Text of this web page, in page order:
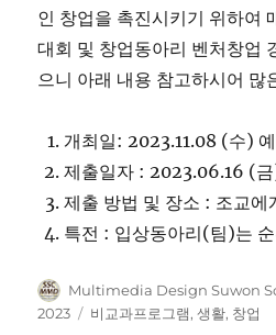
인 창업을 촉진시키기 위하여
대회 및 창업동아리 벤처창업
으니 아래 내용 참고하시어 많
개최일: 2023.11.08 (수)
제출일자 : 2023.06.16 (
제출 방법 및 장소 : 조교에
특전 : 입상동아리(팀)는
Author
Multimedia Design Suwon
2023
Categories
비교과프로그램,생활, 창업